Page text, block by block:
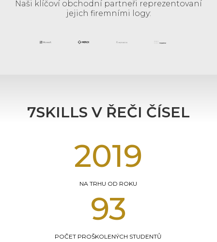
Naši klíčoví obchodní partneři reprezentovaní
jejich firemními logy:
7SKILLS V ŘEČI ČÍSEL
2016
NA TRHU OD ROKU
183
POČET PROŠKOLENÝCH STUDENTŮ